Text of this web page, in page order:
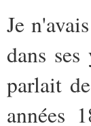
Je
dans
parlait
années